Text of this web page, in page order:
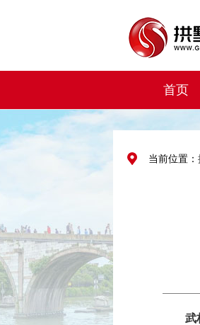
首页
当前位置：
武